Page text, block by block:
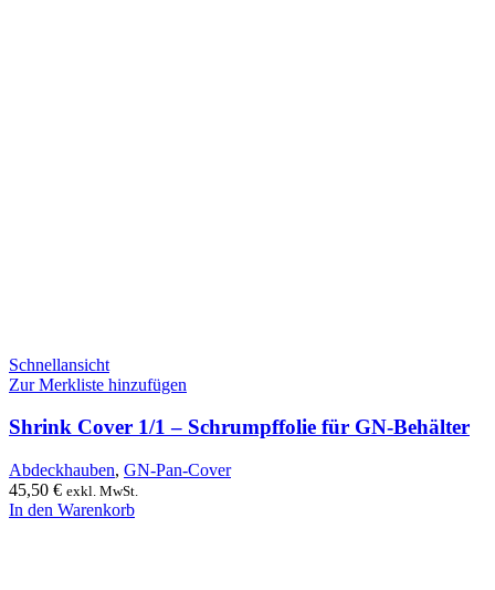
Schnellansicht
Zur Merkliste hinzufügen
Shrink Cover 1/1 – Schrumpffolie für GN-Behälter
Abdeckhauben, GN-Pan-Cover
45,50 € exkl. MwSt.
In den Warenkorb